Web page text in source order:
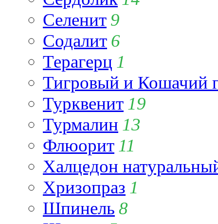
Селенит 9
Содалит 6
Терагерц 1
Тигровый и Кошачий
Турквенит 19
Турмалин 13
Флюорит 11
Халцедон
Хризопраз 1
Шпинель 8